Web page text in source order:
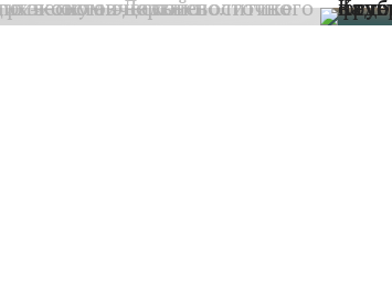
в оборот неиспользуемого